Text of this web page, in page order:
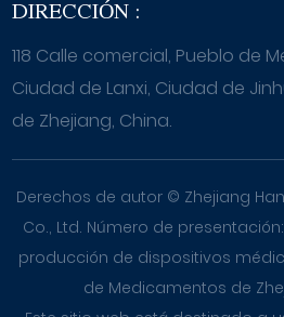
DIRECCIÓN :
118 Calle comercial, Pueblo de
Ciudad de Lanxi, Ciudad de
de Zhejiang, China.
Derechos de autor © Zhejiang
Co., Ltd. Número de
producción de dispositivos
de Medicamentos de